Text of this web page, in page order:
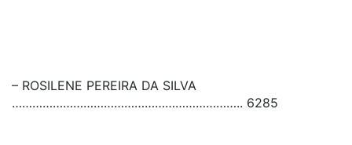
– ROSILENE PEREIRA DA SILVA
………………………………………………………….. 6285